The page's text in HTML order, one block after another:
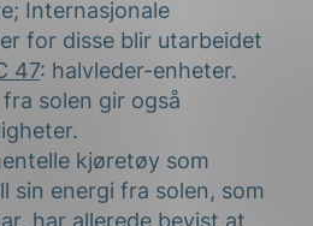
Internasjonale
for disse blir utarbeidet
47: halvleder-enheter.
solen gir også
kjøretøy som
sin energi fra solen, som
, har allerede bevist at